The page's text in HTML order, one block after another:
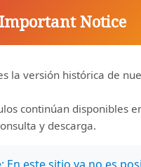
Important Notice
la versión histórica de
continúan disponibles
y descarga.